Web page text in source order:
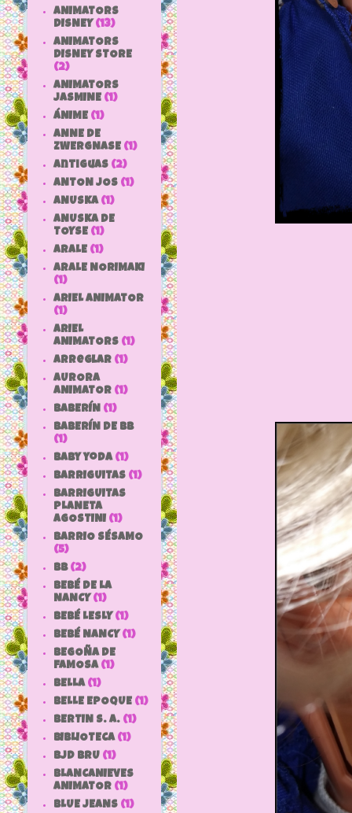
ANIMATORS
DISNEY (13)
ANIMATORS
DISNEY STORE
(2)
ANIMATORS
JASMINE (1)
ÁNIME (1)
ANNE DE
ZWERGNASE (1)
antiguas (2)
ANTON JOS (1)
ANUSKA (1)
ANUSKA DE
TOYSE (1)
ARALE (1)
ARALE NORIMAKI
(1)
ARIEL ANIMATOR
(1)
ARIEL
ANIMATORS (1)
arreglar (1)
AURORA
ANIMATOR (1)
BABERÍN (1)
BABERÍN DE BB
(1)
baby yoda (1)
BARRIGUITAS (1)
BARRIGUITAS
PLANETA
AGOSTINI (1)
BARRIO SÉSAMO
(5)
bb (2)
BEBÉ DE LA
NANCY (1)
BEBÉ LESLY (1)
BEBÉ NANCY (1)
BEGOÑA DE
FAMOSA (1)
BELLA (1)
BELLE EPOQUE (1)
BERTIN S. A. (1)
BIBLIOTECA (1)
BJD BRU (1)
BLANCANIEVES
ANIMATOR (1)
BLUE JEANS (1)